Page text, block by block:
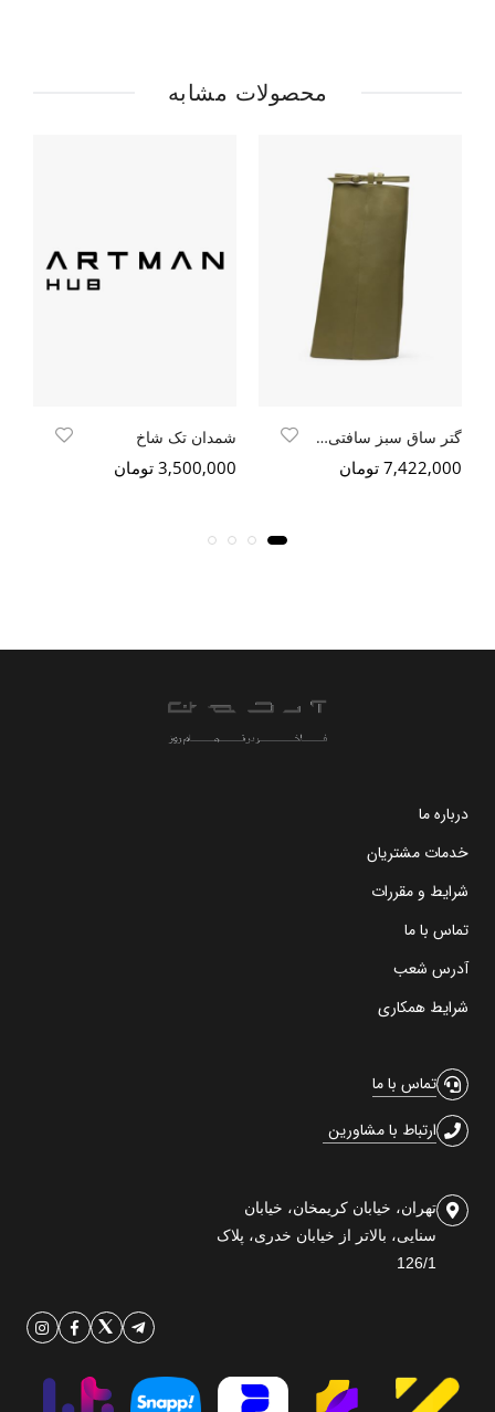
محصولات مشابه
گتر ساق سبز سافتی طبیعی
7,422,000 تومان
شمدان تک شاخ
3,500,000 تومان
درباره ما
خدمات مشتریان
شرایط و مقررات
تماس با ما
آدرس شعب
شرایط همکاری
تماس با ما
ارتباط با مشاورین
تهران، خیابان کریمخان، خیابان
سنایی، بالاتر از خیابان خدری، پلاک
126/1